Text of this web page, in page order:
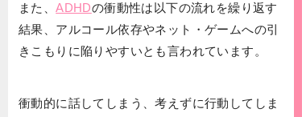
また、ADHDの衝動性は以下の流れを繰り返す
結果、アルコール依存やネット・ゲームへの引
きこもりに陥りやすいとも言われています。
衝動的に話してしまう、考えずに行動してしま